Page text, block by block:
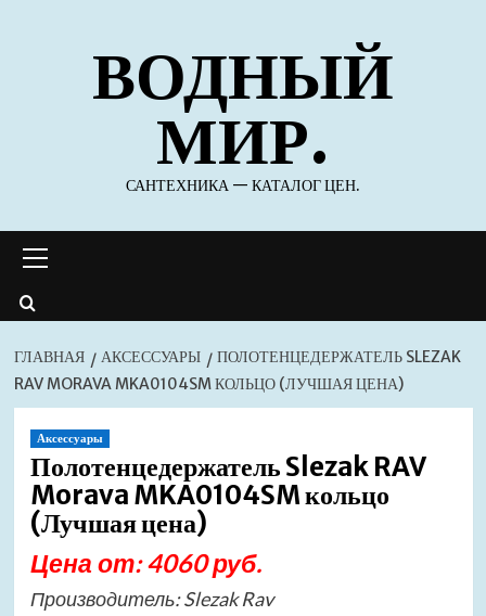
содержимомуВОДНЫЙ
МИР.
САНТЕХНИКА — КАТАЛОГ ЦЕН.
меню
ГЛАВНАЯ АКСЕССУАРЫ
ПОЛОТЕНЦЕДЕРЖАТЕЛЬ SLEZAK
RAV MORAVA MKA0104SM КОЛЬЦО (ЛУЧШАЯ ЦЕНА)
Аксессуары
Полотенцедержатель Slezak RAV
Morava MKA0104SM кольцо
(Лучшая цена)
Цена от: 4060 руб.
Производитель: Slezak Rav